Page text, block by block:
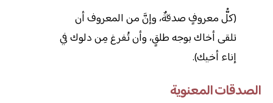
(كلُّ معروفٍ صدقةٌ، وإنَّ من المعروف أن
تلقى أخاك بوجه طلقٍ، وأن تُفرغ مِن دلوك في
إناء أخيك).
الصدقات المعنوية